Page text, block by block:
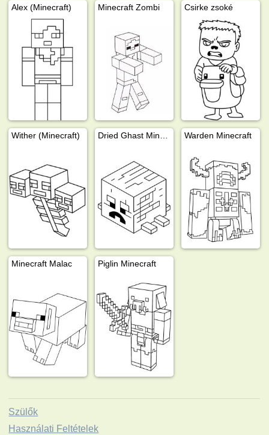
Alex (Minecraft) Minecraft Zombi Csirke zsoké
Wither (Minecraft) Warden Minecraft
Minecraft Malac Piglin Minecraft
Szülők
Használati Feltételek